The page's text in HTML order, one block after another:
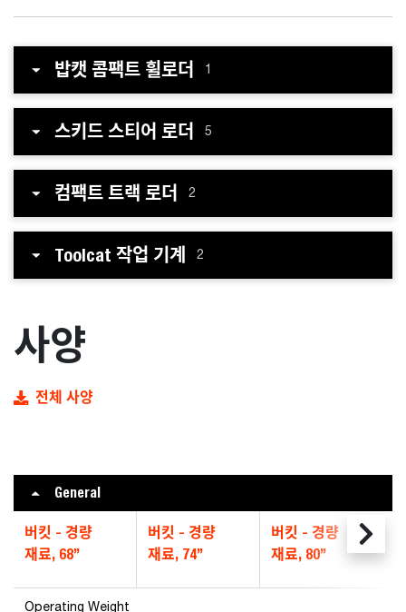
밥캣 콤팩트 휠로더 1
스키드 스티어 로더 5
컴팩트 트랙 로더 2
Toolcat 작업 기계 2
사양
전체 사양
General
버킷 - 경량
재료, 68”
버킷 - 경량
재료, 74”
버킷 - 경량
재료, 80”
Operating Weight